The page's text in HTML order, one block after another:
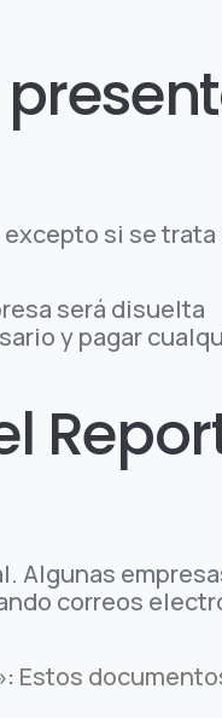
si se trata
será disuelta
y pagar
Algunas
correos
Estos